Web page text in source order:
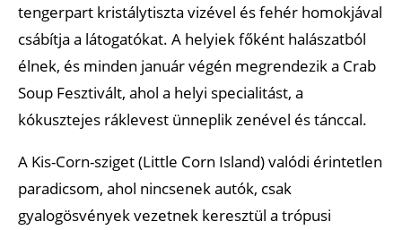
tengerpart kristálytiszta vizével és fehér homokjával
csábítja a látogatókat. A helyiek főként halászatból
élnek, és minden január végén megrendezik a Crab
Soup Fesztivált, ahol a helyi specialitást, a
kókusztejes ráklevest ünneplik zenével és tánccal.
A Kis-Corn-sziget (Little Corn Island) valódi érintetlen
paradicsom, ahol nincsenek autók, csak
gyalogösvények vezetnek keresztül a trópusi